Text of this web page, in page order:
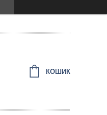
КОШИК